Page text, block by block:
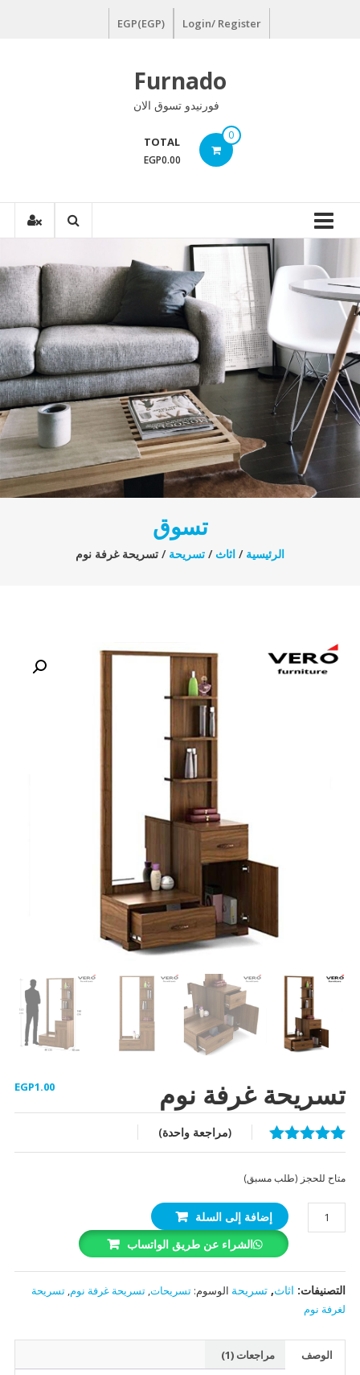
Login/ Register
EGP(EGP)
Furnado
فورنيدو تسوق الان
0
TOTAL
EGP0.00
تسوق
الرئيسية / اثاث / تسريحة / تسريحة غرفة نوم
تسريحة غرفة نوم EGP1.00
تم التقييم بـ
بناءً على
واحد
(مراجعة واحدة)
متاح للحجز (طلب مسبق)
كمية
تسريحة
إضافة إلى السلة
الشراء عن طريق الواتساب
التصنيفات: اثاث, تسريحة الوسوم: تسريحات, تسريحة غرفة نوم, تسريحة
لغرفة نوم
الوصف مراجعات (1)